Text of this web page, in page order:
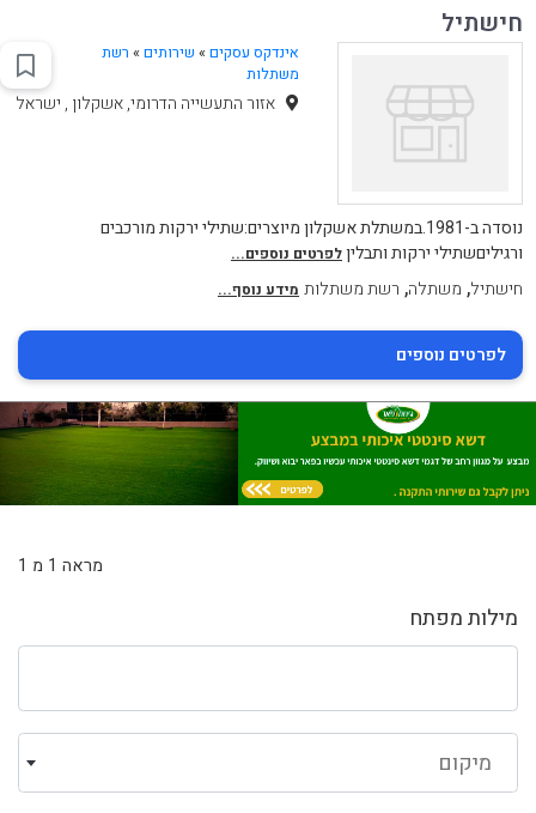
מילות מפתח
מיקום
חישתיל
אינדקס עסקים » שירותים» רשת
משתלות
אזור התעשייה הדרומי, אשקלון , ישראל
נוסדה ב-1981.במשתלת אשקלון מיוצרים:שתילי ירקות מורכבים
ורגיליםשתילי ירקות ותבליןלפרטים נוספים...
חישתיל, משתלה, רשת משתלות מידע נוסף...
לפרטים נוספים
מראה 1 מ 1